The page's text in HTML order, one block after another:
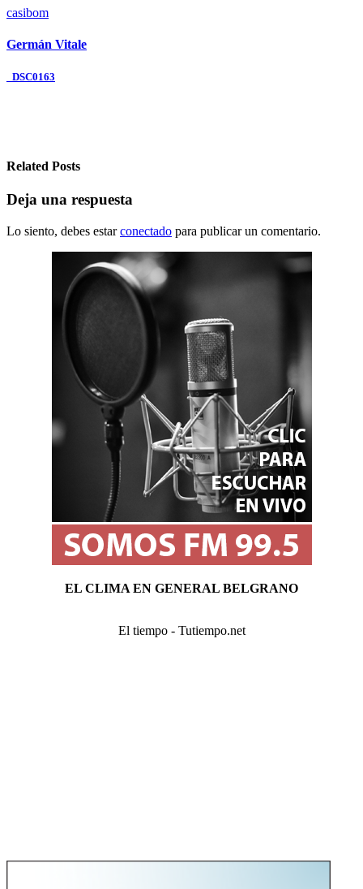
casibom
Germán Vitale
Navegación
_DSC0163
Related Posts
Deja una respuesta
Lo siento, debes estarconectado para publicar un comentario.
EL CLIMA EN GENERAL BELGRANO
El tiempo - Tutiempo.net